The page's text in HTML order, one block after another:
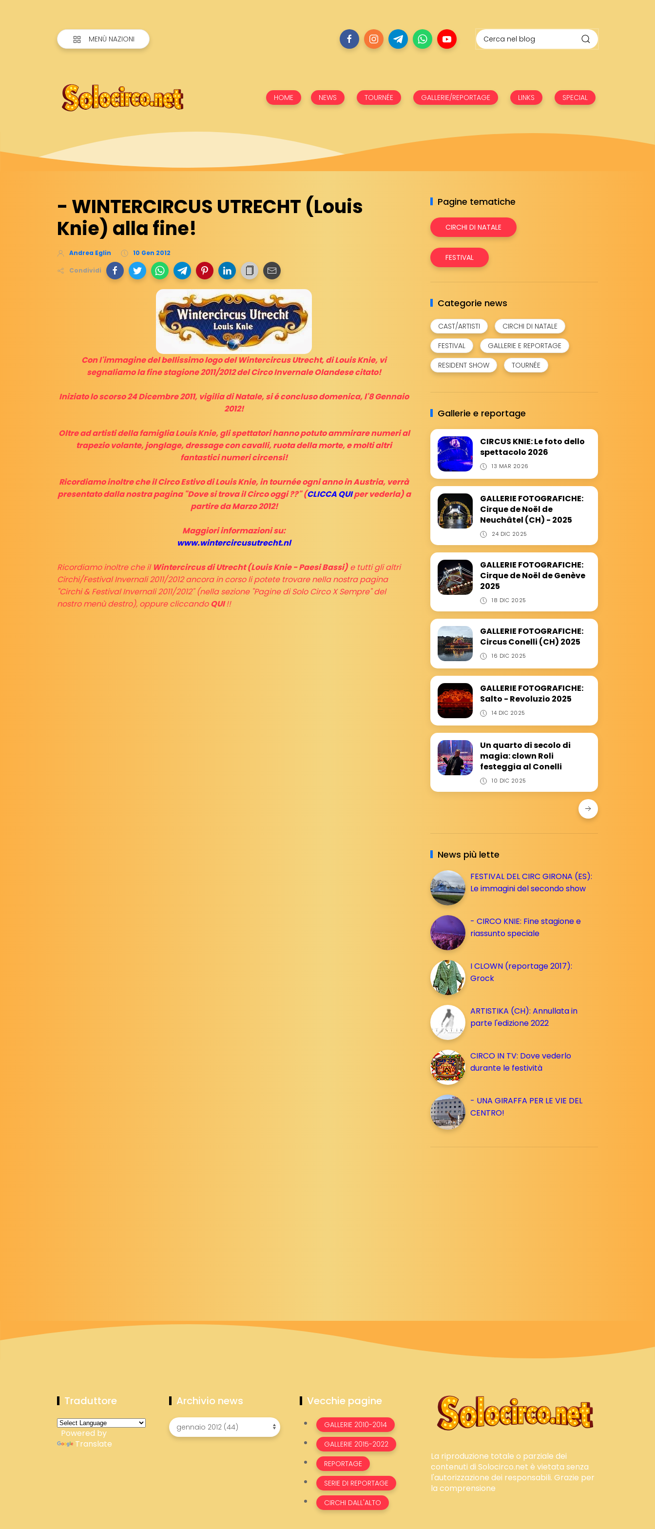
MENÙ NAZIONI
HOME NEWS TOURNÉE GALLERIE/REPORTAGE LINKS SPECIAL
- WINTERCIRCUS UTRECHT (Louis
Knie) alla fine!
Andrea Eglin 10 Gen 2012
Condividi
Con l'immagine del bellissimo logo del Wintercircus Utrecht, di Louis Knie, vi
segnaliamo la fine stagione 2011/2012 del Circo Invernale Olandese citato!
Iniziato lo scorso 24 Dicembre 2011, vigilia di Natale, si é concluso domenica, l'8 Gennaio
2012!
Oltre ad artisti della famiglia Louis Knie, gli spettatori hanno potuto ammirare numeri al
trapezio volante, jonglage, dressage con cavalli, ruota della morte, e molti altri
fantastici numeri circensi!
Ricordiamo inoltre che il Circo Estivo di Louis Knie, in tournée ogni anno in Austria, verrà
presentato dalla nostra pagina "Dove si trova il Circo oggi ??" (CLICCA QUIper vederla) a
partire da Marzo 2012!
Maggiori informazioni su:
www.wintercircusutrecht.nl
Ricordiamo inoltre che il Wintercircus di Utrecht (Louis Knie - Paesi Bassi) e tutti gli altri
Circhi/Festival Invernali 2011/2012 ancora in corso li potete trovare nella nostra pagina
"Circhi & Festival Invernali 2011/2012" (nella sezione "Pagine di Solo Circo X Sempre" del
nostro menù destro), oppure cliccandoQUI!!
Pagine tematiche
CIRCHI DI NATALE
FESTIVAL
Categorie news
CAST/ARTISTI
CIRCHI DI NATALE
FESTIVAL
GALLERIE E REPORTAGE
RESIDENT SHOW
TOURNÉE
Gallerie e reportage
CIRCUS KNIE: Le foto dello
spettacolo 2026
13 MAR 2026
GALLERIE FOTOGRAFICHE:
Cirque de Noël de
Neuchâtel (CH) - 2025
24 DIC 2025
GALLERIE FOTOGRAFICHE:
Cirque de Noël de Genève
2025
18 DIC 2025
GALLERIE FOTOGRAFICHE:
Circus Conelli (CH) 2025
16 DIC 2025
GALLERIE FOTOGRAFICHE:
Salto - Revoluzio 2025
14 DIC 2025
Un quarto di secolo di
magia: clown Roli
festeggia al Conelli
10 DIC 2025
News più lette
FESTIVAL DEL CIRC GIRONA (ES):
Le immagini del secondo show
- CIRCO KNIE: Fine stagione e
riassunto speciale
I CLOWN (reportage 2017):
Grock
ARTISTIKA (CH): Annullata in
parte l'edizione 2022
CIRCO IN TV: Dove vederlo
durante le festività
- UNA GIRAFFA PER LE VIE DEL
CENTRO!
Traduttore
Powered by
Translate
Archivio news Vecchie pagine
GALLERIE 2010-2014
GALLERIE 2015-2022
REPORTAGE
SERIE DI REPORTAGE
CIRCHI DALL'ALTO
La riproduzione totale o parziale dei
contenuti di Solocirco.net è vietata senza
l'autorizzazione dei responsabili. Grazie per
la comprensione